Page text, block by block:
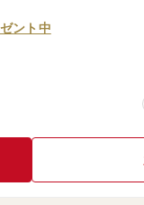
ント中